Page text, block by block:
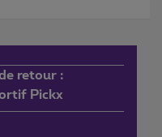
retour :
Pickx